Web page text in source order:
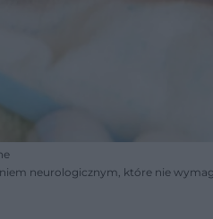
neurologicznym, które nie